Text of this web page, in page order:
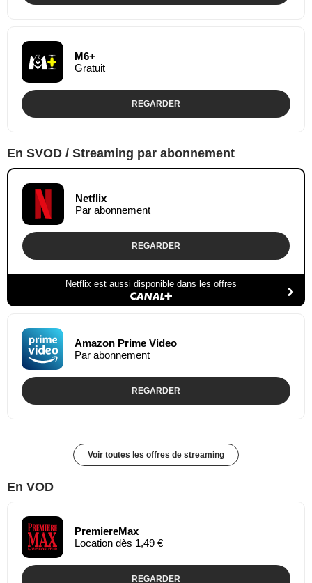
M6+
Gratuit
REGARDER
En SVOD / Streaming par abonnement
Netflix
Par abonnement
REGARDER
Netflix est aussi disponible dans les offres
Amazon Prime Video
Par abonnement
REGARDER
Voir toutes les offres de streaming
En VOD
PremiereMax
Location dès 1,49 €
REGARDER